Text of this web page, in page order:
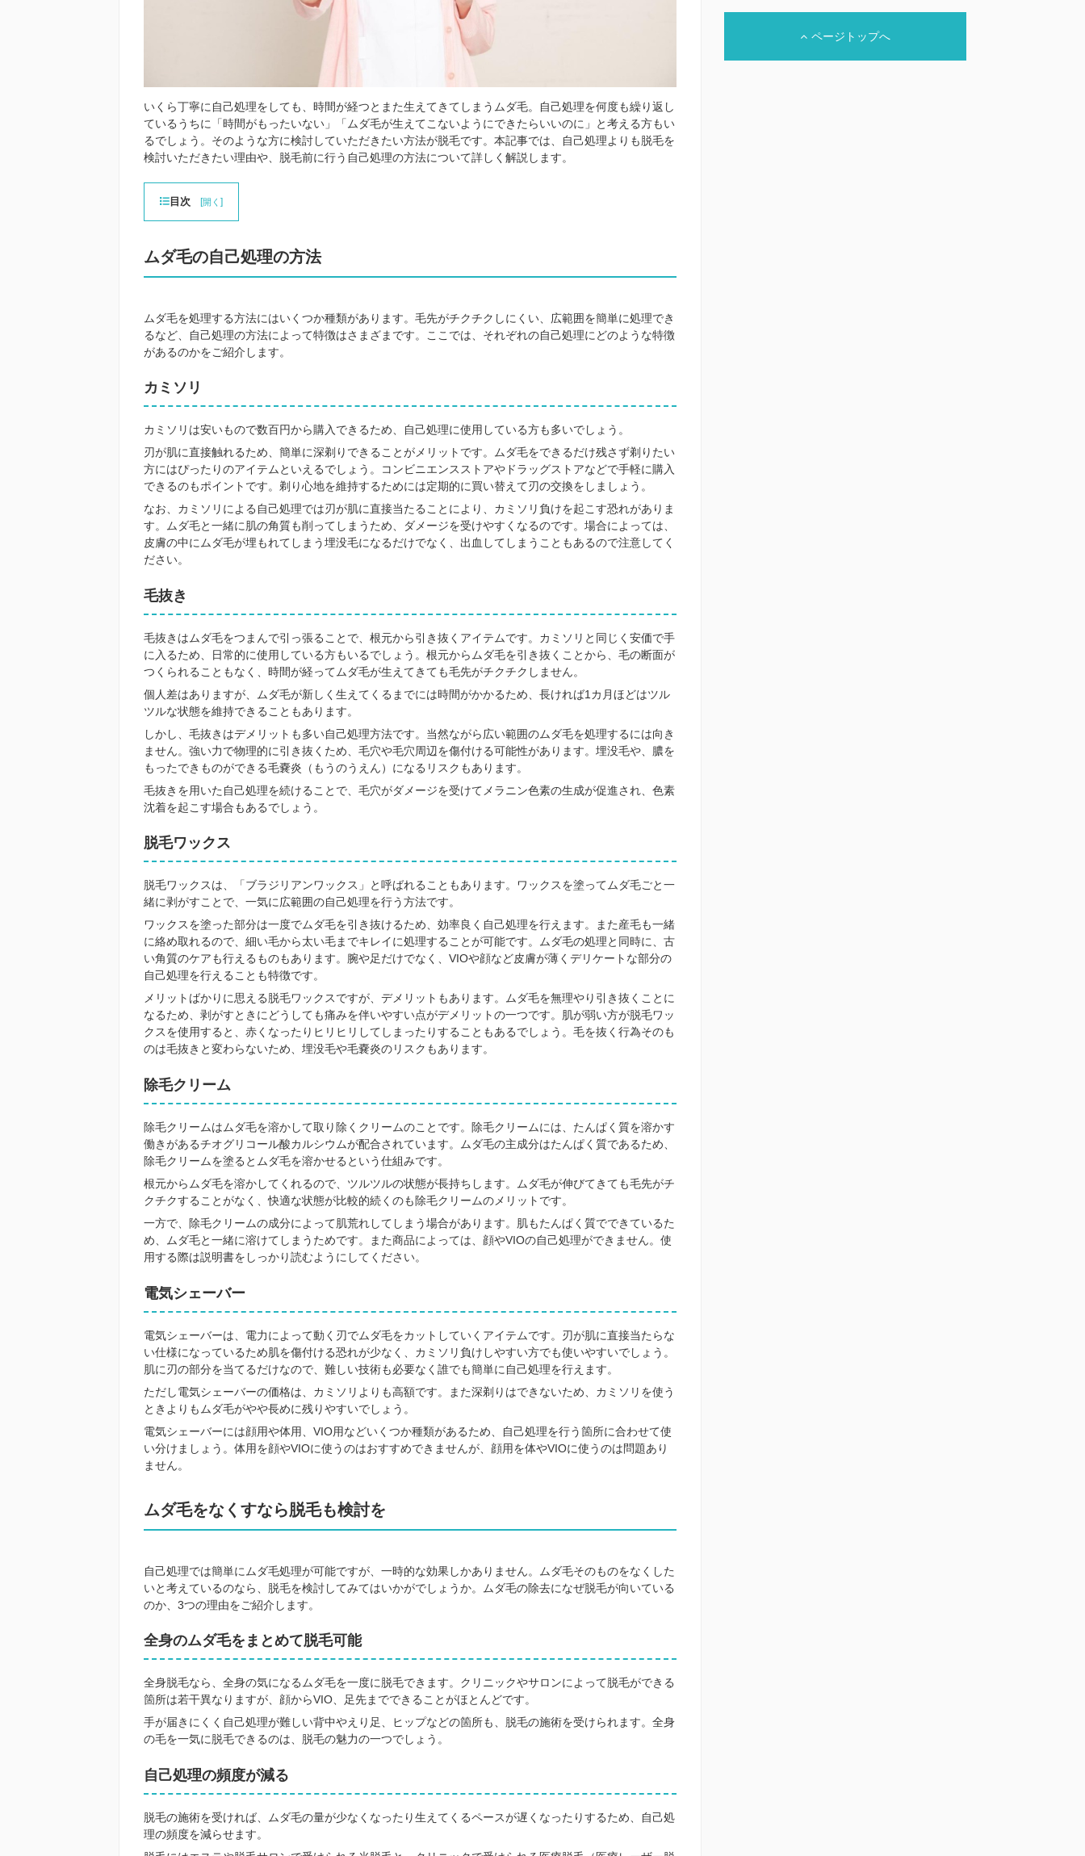
いくら丁寧に自己処理をしても、時間が経つとまた生えてきてしまうムダ毛。自己処理を何度も繰り返し
ているうちに「時間がもったいない」「ムダ毛が生えてこないようにできたらいいのに」と考える方もい
るでしょう。そのような方に検討していただきたい方法が脱毛です。本記事では、自己処理よりも脱毛を
検討いただきたい理由や、脱毛前に行う自己処理の方法について詳しく解説します。
目次 [開く ]
ムダ毛の自己処理の方法
ムダ毛を処理する方法にはいくつか種類があります。毛先がチクチクしにくい、広範囲を簡単に処理でき
るなど、自己処理の方法によって特徴はさまざまです。ここでは、それぞれの自己処理にどのような特徴
があるのかをご紹介します。
カミソリ
カミソリは安いもので数百円から購入できるため、自己処理に使用している方も多いでしょう。
刃が肌に直接触れるため、簡単に深剃りできることがメリットです。ムダ毛をできるだけ残さず剃りたい
方にはぴったりのアイテムといえるでしょう。コンビニエンスストアやドラッグストアなどで手軽に購入
できるのもポイントです。剃り心地を維持するためには定期的に買い替えて刃の交換をしましょう。
なお、カミソリによる自己処理では刃が肌に直接当たることにより、カミソリ負けを起こす恐れがありま
す。ムダ毛と一緒に肌の角質も削ってしまうため、ダメージを受けやすくなるのです。場合によっては、
皮膚の中にムダ毛が埋もれてしまう埋没毛になるだけでなく、出血してしまうこともあるので注意してく
ださい。
毛抜き
毛抜きはムダ毛をつまんで引っ張ることで、根元から引き抜くアイテムです。カミソリと同じく安価で手
に入るため、日常的に使用している方もいるでしょう。根元からムダ毛を引き抜くことから、毛の断面が
つくられることもなく、時間が経ってムダ毛が生えてきても毛先がチクチクしません。
個人差はありますが、ムダ毛が新しく生えてくるまでには時間がかかるため、長ければ1カ月ほどはツル
ツルな状態を維持できることもあります。
しかし、毛抜きはデメリットも多い自己処理方法です。当然ながら広い範囲のムダ毛を処理するには向き
ません。強い力で物理的に引き抜くため、毛穴や毛穴周辺を傷付ける可能性があります。埋没毛や、膿を
もったできものができる毛嚢炎（もうのうえん）になるリスクもあります。
毛抜きを用いた自己処理を続けることで、毛穴がダメージを受けてメラニン色素の生成が促進され、色素
沈着を起こす場合もあるでしょう。
脱毛ワックス
脱毛ワックスは、「ブラジリアンワックス」と呼ばれることもあります。ワックスを塗ってムダ毛ごと一
緒に剥がすことで、一気に広範囲の自己処理を行う方法です。
ワックスを塗った部分は一度でムダ毛を引き抜けるため、効率良く自己処理を行えます。また産毛も一緒
に絡め取れるので、細い毛から太い毛までキレイに処理することが可能です。ムダ毛の処理と同時に、古
い角質のケアも行えるものもあります。腕や足だけでなく、VIOや顔など皮膚が薄くデリケートな部分の
自己処理を行えることも特徴です。
メリットばかりに思える脱毛ワックスですが、デメリットもあります。ムダ毛を無理やり引き抜くことに
なるため、剥がすときにどうしても痛みを伴いやすい点がデメリットの一つです。肌が弱い方が脱毛ワッ
クスを使用すると、赤くなったりヒリヒリしてしまったりすることもあるでしょう。毛を抜く行為そのも
のは毛抜きと変わらないため、埋没毛や毛嚢炎のリスクもあります。
除毛クリーム
除毛クリームはムダ毛を溶かして取り除くクリームのことです。除毛クリームには、たんぱく質を溶かす
働きがあるチオグリコール酸カルシウムが配合されています。ムダ毛の主成分はたんぱく質であるため、
除毛クリームを塗るとムダ毛を溶かせるという仕組みです。
根元からムダ毛を溶かしてくれるので、ツルツルの状態が長持ちします。ムダ毛が伸びてきても毛先がチ
クチクすることがなく、快適な状態が比較的続くのも除毛クリームのメリットです。
一方で、除毛クリームの成分によって肌荒れしてしまう場合があります。肌もたんぱく質でできているた
め、ムダ毛と一緒に溶けてしまうためです。また商品によっては、顔やVIOの自己処理ができません。使
用する際は説明書をしっかり読むようにしてください。
電気シェーバー
電気シェーバーは、電力によって動く刃でムダ毛をカットしていくアイテムです。刃が肌に直接当たらな
い仕様になっているため肌を傷付ける恐れが少なく、カミソリ負けしやすい方でも使いやすいでしょう。
肌に刃の部分を当てるだけなので、難しい技術も必要なく誰でも簡単に自己処理を行えます。
ただし電気シェーバーの価格は、カミソリよりも高額です。また深剃りはできないため、カミソリを使う
ときよりもムダ毛がやや長めに残りやすいでしょう。
電気シェーバーには顔用や体用、VIO用などいくつか種類があるため、自己処理を行う箇所に合わせて使
い分けましょう。体用を顔やVIOに使うのはおすすめできませんが、顔用を体やVIOに使うのは問題あり
ません。
ムダ毛をなくすなら脱毛も検討を
自己処理では簡単にムダ毛処理が可能ですが、一時的な効果しかありません。ムダ毛そのものをなくした
いと考えているのなら、脱毛を検討してみてはいかがでしょうか。ムダ毛の除去になぜ脱毛が向いている
のか、3つの理由をご紹介します。
全身のムダ毛をまとめて脱毛可能
全身脱毛なら、全身の気になるムダ毛を一度に脱毛できます。クリニックやサロンによって脱毛ができる
箇所は若干異なりますが、顔からVIO、足先までできることがほとんどです。
手が届きにくく自己処理が難しい背中やえり足、ヒップなどの箇所も、脱毛の施術を受けられます。全身
の毛を一気に脱毛できるのは、脱毛の魅力の一つでしょう。
自己処理の頻度が減る
脱毛の施術を受ければ、ムダ毛の量が少なくなったり生えてくるペースが遅くなったりするため、自己処
理の頻度を減らせます。
ページトップへ